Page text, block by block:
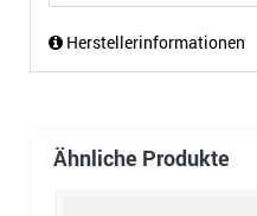
Herstellerinformationen
Ähnliche Produkte